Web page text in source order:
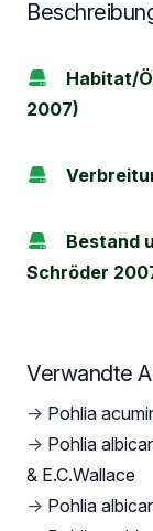
Habitat/
2007)
Bestand
Schröder
Verwandte
→ Pohlia
→ Pohlia
& E.C.Wallace
→ Pohlia